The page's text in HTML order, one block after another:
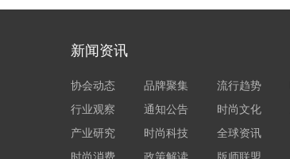
新闻资讯
协会动态
行业观察
产业研究
品牌聚集
通知公告
时尚科技
流行趋势
时尚文化
全球资讯